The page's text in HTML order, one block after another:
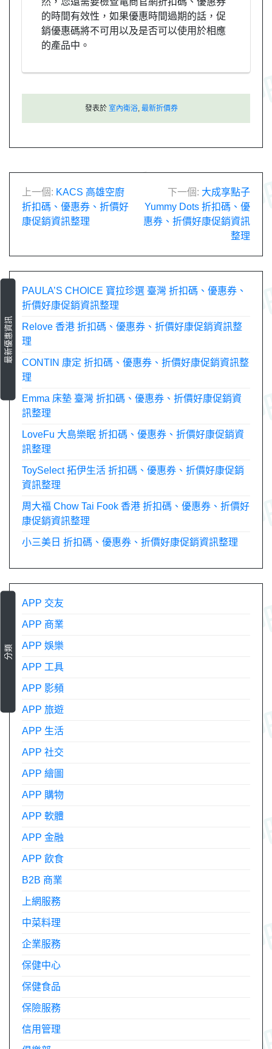
的時間有效性，如果優惠時間過期的話，促
銷優惠碼將不可用以及是否可以使用於相應
的產品中。
發表於 室內衛浴 最新折價券
文
章
覽
上一個: KACS 高雄空廚
折扣碼、優惠券、折價好
康促銷資訊整理
下一個: 大成享點子
Yummy Dots 折扣碼、優
惠券、折價好康促銷資訊
整理
最新優惠資訊
PAULA’S CHOICE 寶拉珍選 臺灣 折扣碼、優惠券、
折價好康促銷資訊整理
Relove 香港 折扣碼、優惠券、折價好康促銷資訊整
理
CONTIN 康定 折扣碼、優惠券、折價好康促銷資訊整
理
Emma 床墊 臺灣 折扣碼、優惠券、折價好康促銷資
訊整理
LoveFu 大島樂眠 折扣碼、優惠券、折價好康促銷資
訊整理
ToySelect 拓伊生活 折扣碼、優惠券、折價好康促銷
資訊整理
周大福 Chow Tai Fook 香港 折扣碼、優惠券、折價好
康促銷資訊整理
小三美日 折扣碼、優惠券、折價好康促銷資訊整理
分類
APP 交友
APP 商業
APP 娛樂
APP 工具
APP 影頻
APP 旅遊
APP 生活
APP 社交
APP 繪圖
APP 購物
APP 軟體
APP 金融
APP 飲食
B2B 商業
上網服務
中菜料理
企業服務
保健中心
保健食品
保險服務
信用管理